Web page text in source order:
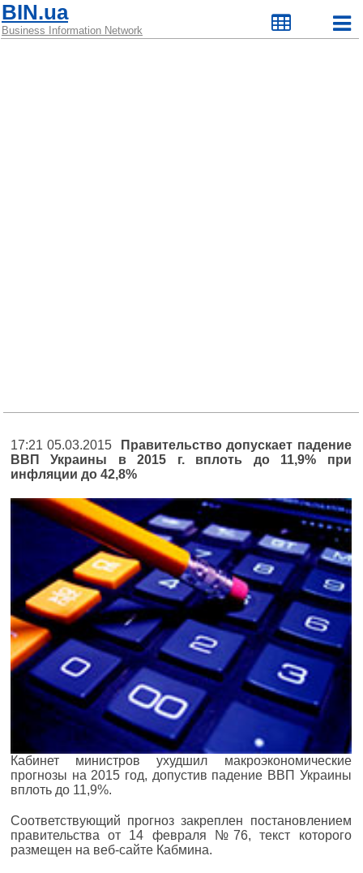
BIN.ua
Business Information Network
17:21 05.03.2015
Правительство допускает падение
ВВП Украины в 2015 г. вплоть до 11,9% при
инфляции до 42,8%
Кабинет министров ухудшил макроэкономические
прогнозы на 2015 год, допустив падение ВВП Украины
вплоть до 11,9%.
Соответствующий прогноз закреплен постановлением
правительства от 14 февраля №76, текст которого
размещен на веб-сайте Кабмина.